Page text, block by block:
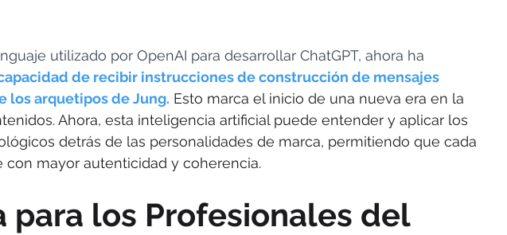
utilizado por OpenAI para desarrollar ChatGPT, ahora ha
de recibir instrucciones de construcción de mensajes
los arquetipos de Jung. Esto marca el inicio de una nueva era en la
Ahora, esta inteligencia artificial puede entender y aplicar los
detrás de las personalidades de marca, permitiendo que cada
con mayor autenticidad y coherencia.
para los Profesionales del